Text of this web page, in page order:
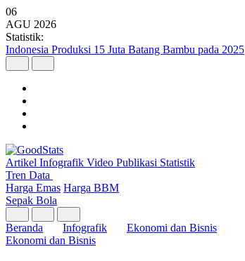
06
AGU 2026
Statistik:
Indonesia Produksi 15 Juta Batang Bambu pada 2025
Artikel Infografik Video Publikasi Statistik
Tren Data
Harga Emas Harga BBM
Sepak Bola
Beranda Infografik
Ekonomi dan Bisnis
Ekonomi dan Bisnis